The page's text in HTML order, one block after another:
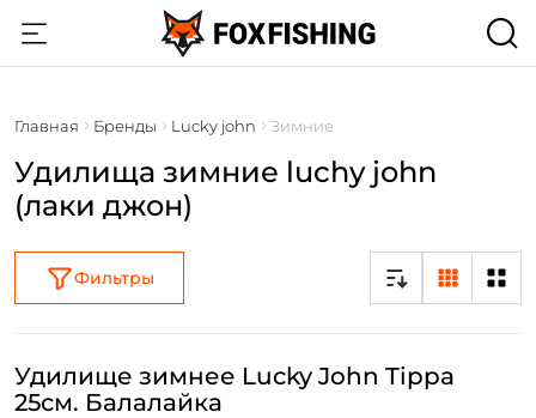
Главная Бренды Lucky john Зимние
Удилища зимние luchy john
(лаки джон)
Фильтры
Удилище зимнее Lucky John Tippa
25см. Балалайка